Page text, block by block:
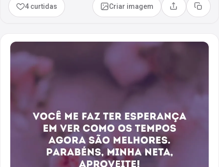
4 curtidas Criar imagem Compartilhar
Copiar